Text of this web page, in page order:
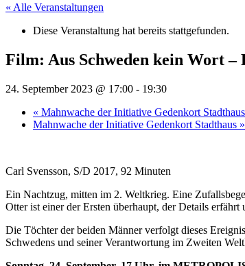
« Alle Veranstaltungen
Diese Veranstaltung hat bereits stattgefunden.
Film: Aus Schweden kein Wort
24. September 2023 @ 17:00 - 19:30
« Mahnwache der Initiative Gedenkort Stadthaus
Mahnwache der Initiative Gedenkort Stadthaus »
Carl Svensson, S/D 2017, 92 Minuten
Ein Nachtzug, mitten im 2. Weltkrieg. Eine
Otter ist einer der Ersten überhaupt, der Details
Die Töchter der beiden Männer verfolgt dieses
Schwedens und seiner Verantwortung im Zweiten